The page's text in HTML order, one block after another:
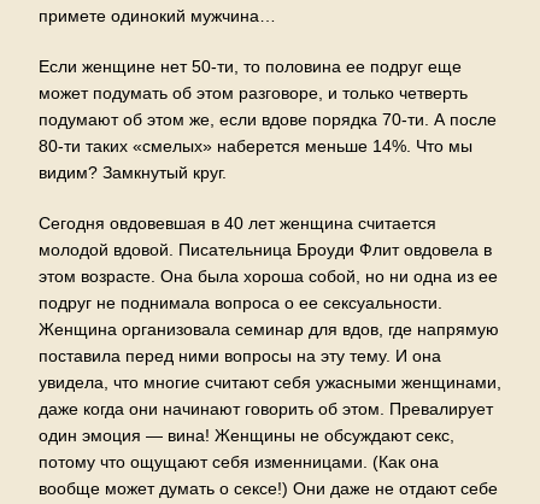
примете одинокий мужчина…
Если женщине нет 50-ти, то половина ее подруг еще
может подумать об этом разговоре, и только четверть
подумают об этом же, если вдове порядка 70-ти. А после
80-ти таких «смелых» наберется меньше 14%. Что мы
видим? Замкнутый круг.
Сегодня овдовевшая в 40 лет женщина считается
молодой вдовой. Писательница Броуди Флит овдовела в
этом возрасте. Она была хороша собой, но ни одна из ее
подруг не поднимала вопроса о ее сексуальности.
Женщина организовала семинар для вдов, где напрямую
поставила перед ними вопросы на эту тему. И она
увидела, что многие считают себя ужасными женщинами,
даже когда они начинают говорить об этом. Превалирует
один эмоция — вина! Женщины не обсуждают секс,
потому что ощущают себя изменницами. (Как она
вообще может думать о сексе!) Они даже не отдают себе